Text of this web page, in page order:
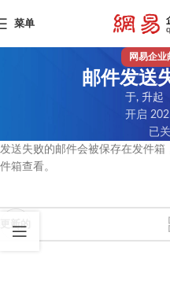
菜单
网易企业
邮件发送
于, 升起
开启
已
发送失败的邮件会被保存在发件
件箱查看。
更新的